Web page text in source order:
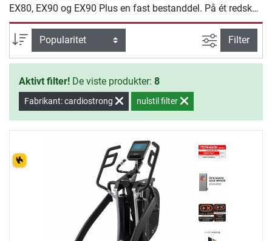
EX80, EX90 og EX90 Plus en fast bestanddel. På ét redskab
kan du indstille skridtlængden på flere niveauer fra walken
til hurtig løb – endda trinløst på EX90 Plus. Denne teknik
har fået en præmie af uafhængige instituter, bland andet
med ISPO Gold Award 2016.
sortering Avanceret
Filter
Aktivt filter! De viste produkter: 8
Fabrikant: cardiostrong nulstil filter